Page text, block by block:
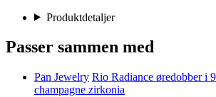
Produktdetaljer
Passer sammen med
Pan Jewelry Rio Radiance øredobber i
champagne zirkonia